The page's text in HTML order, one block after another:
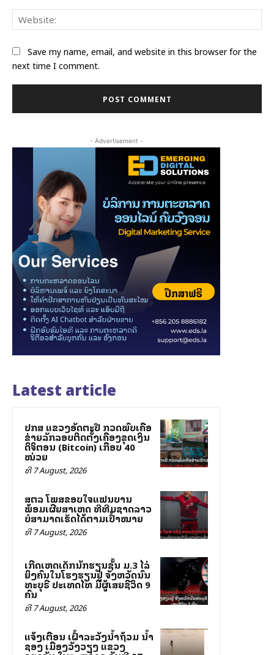
Save my name, email, and website in this browser for the
next time I comment.
- Advertisement -
Latest article
ປກສ ແຂວງອັດຕະປື ກວດພົບເຄືອ
ຂ່າຍລັກລອບຕິດຕັ້ງເຄື່ອງຂຸດເງິນ
ດິຈິຕອນ (Bitcoin) ເກືອບ 40
ໝ່ວຍ
ທີ 7 August, 2026
ສຕລ ໂພສຂອບໃຈແຟນບານ
ພ້ອມເຜີຍສາເຫດ ທີ່ທີມຊາດລາວ
ບໍ່ສາມາດເຮັດໄດ້ຕາມເປົ້າໝາຍ
ທີ 7 August, 2026
ເກີດເຫດເດັກນັກຮຽນຊັ້ນ ມ.3 ໄລ່
ຍິງຄົນໃນໂຮງຮຽນຢູ່ ຈັງຫວັດນົນ
ທະບຸຣີ ປະເທດໄທ ມີຜູ້ເສຍຊີວິດ 9
ຄົນ
ທີ 7 August, 2026
ແຈ້ງເຕືອນ ເຝົ້າລະວັງນ້ຳຖ້ວມ ນ້ຳ
ຊອງ ເມືອງວັງວຽງ ແຂວງ